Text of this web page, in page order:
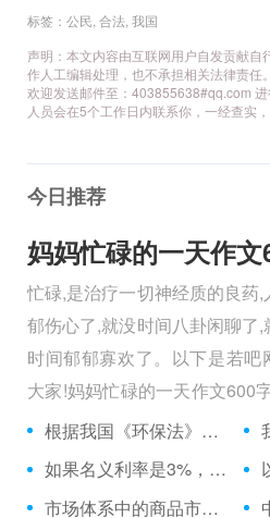
标签： 公民 合法 我国
声明：本文内容由互联网用户自发贡献自
作人工编辑处理，也不承担相关法律责任
欢迎发送邮件至：403855638#qq.com
人员会在5个工作日内联系你，一经查实
今日推荐
忙碌,是治疗一切神经质的良药
郁伤心了,就没时间八卦闲聊了
时间郁郁寡欢了。以下是若
大家!妈妈忙碌的一天作文600
人民警察，她总有做不完的事
根据我国《环保法》的规定，向应缴单位征得的超标准排污费，应当用于：
如果名义利率是3%，通货膨胀率是2%，则实际利率是：
市场体系中的商品市场有哪两类市场构成？